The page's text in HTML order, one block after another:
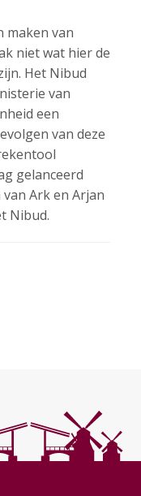
maken van
niet wat hier de
Het Nibud
van
een
van deze
gelanceerd
Ark en Arjan
Nibud.